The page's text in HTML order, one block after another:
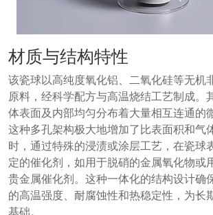
材质与结构特性
该瓷球以高纯度氧化铝、二氧化硅等无机
原料，经科学配方与高温烧结工艺制成。
体表面及内部均匀分布着大量相互连通的
这种多孔架构极大地增加了比表面积和气
时，通过特殊的浸渍或涂层工艺，在瓷球
定的催化剂，如用于脱硝的金属氧化物或
贵金属催化剂。这种一体化的结构设计确
的高温强度、耐腐蚀性和热稳定性，为长
基础。